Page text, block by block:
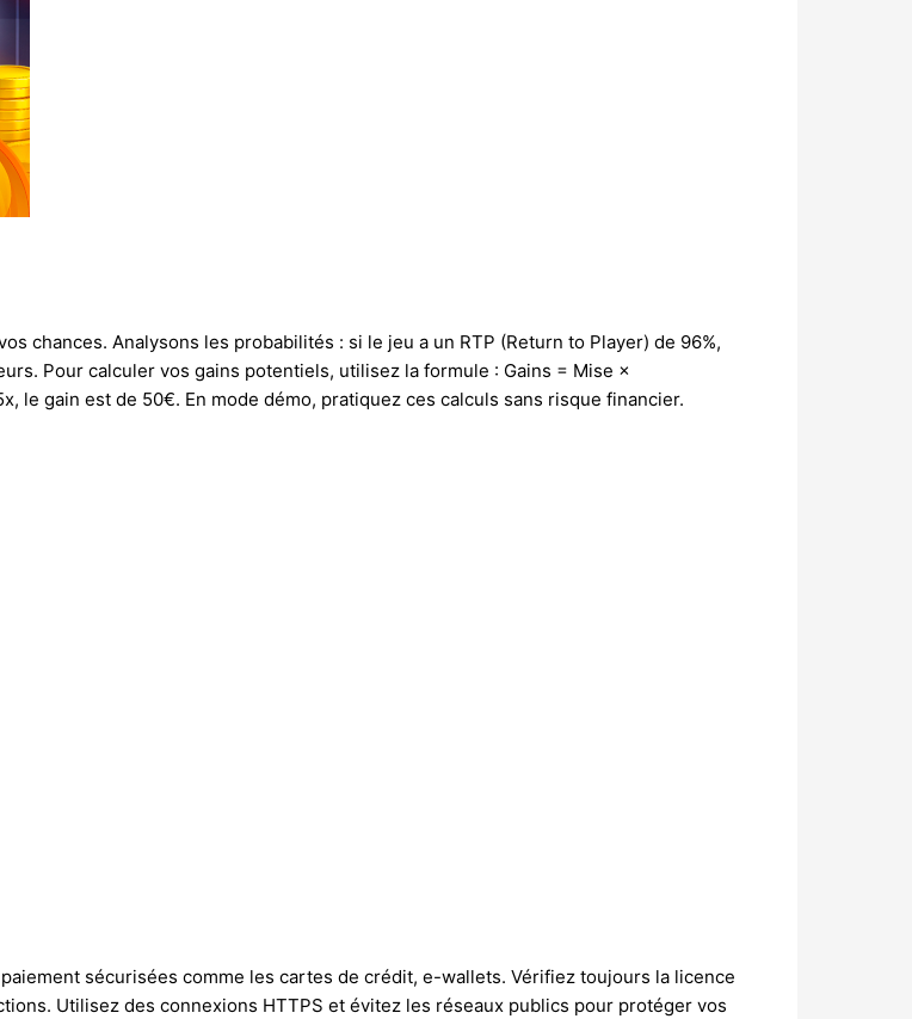
chances. Analysons les probabilités : si le jeu a un RTP (Return to Player) de 96%,
Pour calculer vos gains potentiels, utilisez la formule : Gains = Mise ×
le gain est de 50€. En mode démo, pratiquez ces calculs sans risque financier.
sécurisées comme les cartes de crédit, e-wallets. Vérifiez toujours la licence
Utilisez des connexions HTTPS et évitez les réseaux publics pour protéger vos